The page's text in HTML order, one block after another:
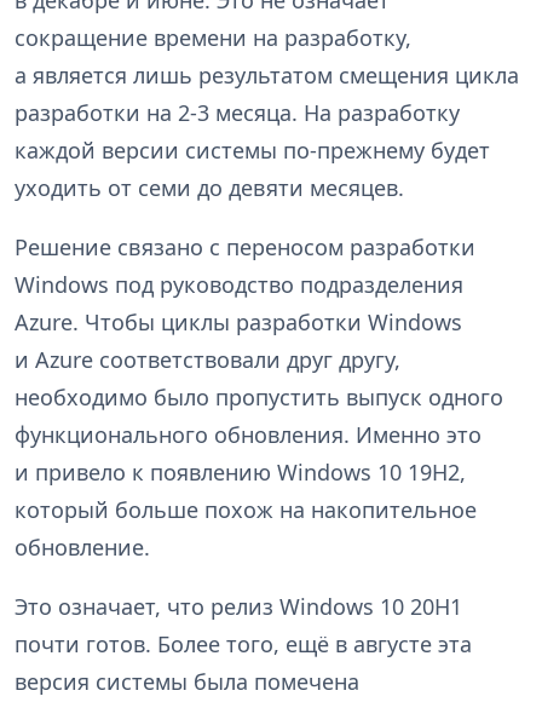
сокращение времени на разработку,
а является лишь результатом смещения цикла
разработки на 2-3 месяца. На разработку
каждой версии системы по-прежнему будет
уходить от семи до девяти месяцев.
Решение связано с переносом разработки
Windows под руководство подразделения
Azure. Чтобы циклы разработки Windows
и Azure соответствовали друг другу,
необходимо было пропустить выпуск одного
функционального обновления. Именно это
и привело к появлению Windows 10 19H2,
который больше похож на накопительное
обновление.
Это означает, что релиз Windows 10 20H1
почти готов. Более того, ещё в августе эта
версия системы была помечена